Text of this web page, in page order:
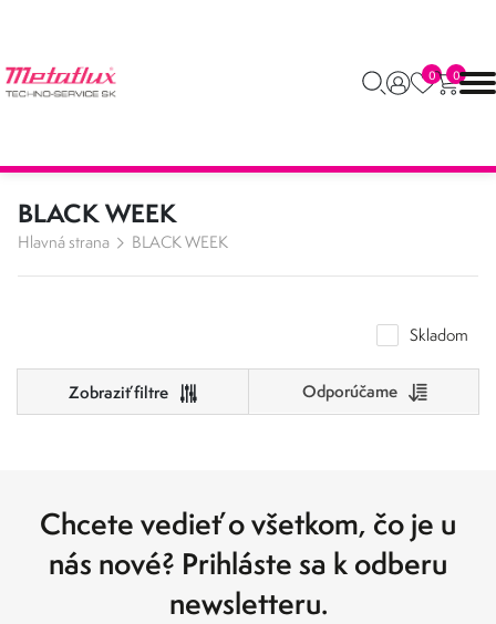
0 0
BLACK WEEK
Hlavná strana BLACK WEEK
Skladom
Odporúčame
375
Chcete vedieť o všetkom, čo je u
nás nové? Prihláste sa k odberu
newsletteru.